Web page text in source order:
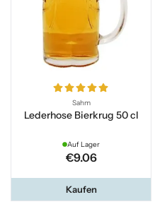
Sahm
Lederhose Bierkrug 50 cl
Auf Lager
€9.06
Kaufen